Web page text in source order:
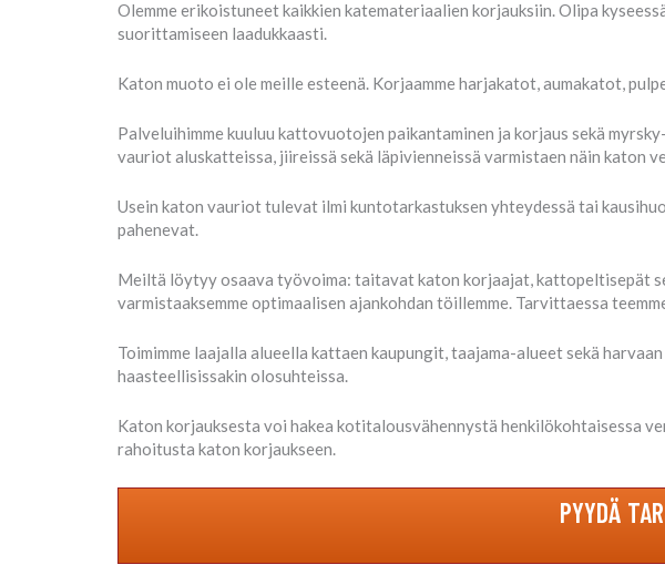
Olemme erikoistuneet kaikkien katemateriaalien korjauksiin. Olipa
suorittamiseen laadukkaasti.
Katon muoto ei ole meille esteenä. Korjaamme harjakatot, aumakatot,
Palveluihimme kuuluu kattovuotojen paikantaminen ja korjaus sekä
vauriot aluskatteissa, jiireissä sekä läpivienneissä varmistaen näin katon
Usein katon vauriot tulevat ilmi kuntotarkastuksen yhteydessä tai
pahenevat.
Meiltä löytyy osaava työvoima: taitavat katon korjaajat, kattopeltisepät
varmistaaksemme optimaalisen ajankohdan töillemme. Tarvittaessa
Toimimme laajalla alueella kattaen kaupungit, taajama-alueet sekä
haasteellisissakin olosuhteissa.
Katon korjauksesta voi hakea kotitalousvähennystä henkilökohtaisessa
rahoitusta katon korjaukseen.
PYYDÄ